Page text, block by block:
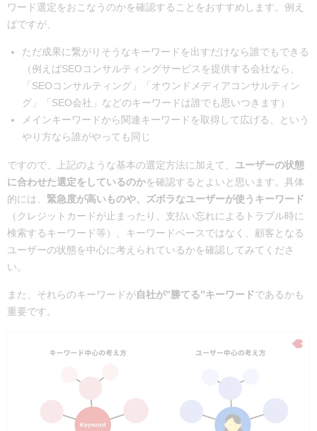
ワード選定をおこなうのかを確認することをおすすめします。例え
ばですが、
ただ成果に繋がりそうなキーワードを出すだけなら誰でもできる
（例えばSEOコンサルティングサービスを提供する会社なら、
「SEOコンサルティング」「オウンドメディアコンサルティン
グ」「SEO会社」などのキーワードは誰でも思いつきます）
メインキーワードから関連キーワードを取得して広げる、という
やり方なら誰がやっても同じ
ですので、上記のような基本の選定方法に加えて、 ユーザーの状態
に合わせた選定をしているのかを確認するとよいと思います。具体
的には、 緊急度が高いものや、ズボラなユーザーが使うキーワード
（クレジットカードが止まったり、支払い忘れによるトラブル時に
検索するキーワード等）、キーワードベースではなく、顧客となる
ユーザーの状態を中心に考えられているかを確認してみてくださ
い。
また、それらのキーワードが自社が”勝てる”キーワードであるかも
重要です。